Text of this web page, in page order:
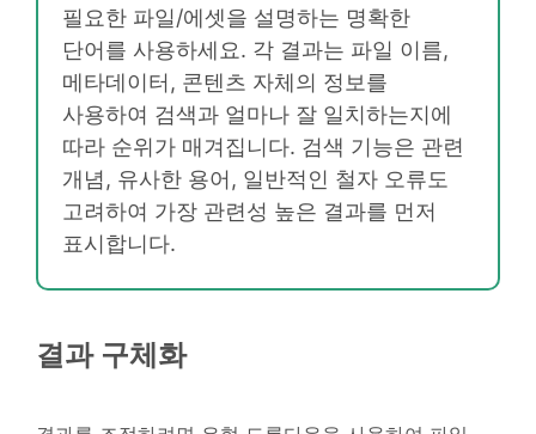
필요한 파일/에셋을 설명하는 명확한
단어를 사용하세요. 각 결과는 파일 이름,
메타데이터, 콘텐츠 자체의 정보를
사용하여 검색과 얼마나 잘 일치하는지에
따라 순위가 매겨집니다. 검색 기능은 관련
개념, 유사한 용어, 일반적인 철자 오류도
고려하여 가장 관련성 높은 결과를 먼저
표시합니다.
결과 구체화